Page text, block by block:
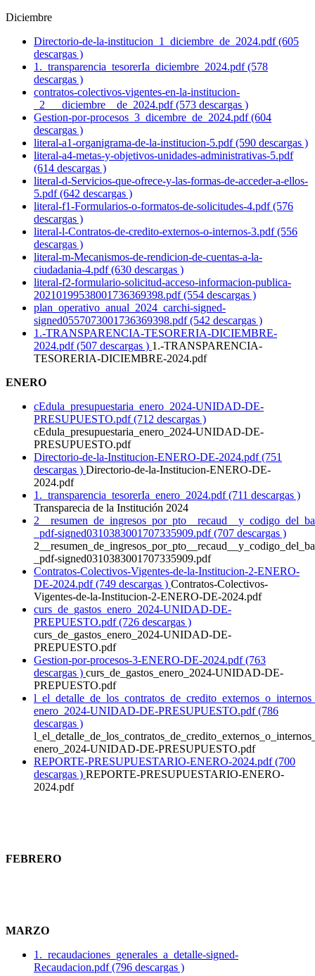
Diciembre
Directorio-de-la-institucion_1_diciembre_de_2024.pdf (605
descargas )
1._transparencia_tesorerIa_diciembre_2024.pdf (578
descargas )
contratos-colectivos-vigentes-en-la-institucion-
_2___diciembre__de_2024.pdf (573 descargas )
Gestion-por-procesos_3_dicembre_de_2024.pdf (604
descargas )
literal-a1-organigrama-de-la-institucion-5.pdf (590 descargas )
literal-a4-metas-y-objetivos-unidades-administrativas-5.pdf
(614 descargas )
literal-d-Servicios-que-ofrece-y-las-formas-de-acceder-a-ellos-
5.pdf (642 descargas )
literal-f1-Formularios-o-formatos-de-solicitudes-4.pdf (576
descargas )
literal-l-Contratos-de-credito-externos-o-internos-3.pdf (556
descargas )
literal-m-Mecanismos-de-rendicion-de-cuentas-a-la-
ciudadania-4.pdf (630 descargas )
literal-f2-formulario-solicitud-acceso-informacion-publica-
20210199538001736369398.pdf (554 descargas )
plan_operativo_anual_2024_carchi-signed-
signed0557073001736369398.pdf (542 descargas )
1.-TRANSPARENCIA-TESORERIA-DICIEMBRE-
2024.pdf (507 descargas ) 1.-TRANSPARENCIA-
TESORERIA-DICIEMBRE-2024.pdf
ENERO
cEdula_presupuestaria_enero_2024-UNIDAD-DE-
PRESUPUESTO.pdf (712 descargas )
cEdula_presupuestaria_enero_2024-UNIDAD-DE-
PRESUPUESTO.pdf
Directorio-de-la-Institucion-ENERO-DE-2024.pdf (751
descargas ) Directorio-de-la-Institucion-ENERO-DE-
2024.pdf
1._transparencia_tesorerIa_enero_2024.pdf (711 descargas )
Transparecia de la Institución 2024
_pdf-signed0310383001707335909.pdf (707 descargas )
_pdf-signed0310383001707335909.pdf
Contratos-Colectivos-Vigentes-de-la-Institucion-2-ENERO-
DE-2024.pdf (749 descargas ) Contratos-Colectivos-
Vigentes-de-la-Institucion-2-ENERO-DE-2024.pdf
curs_de_gastos_enero_2024-UNIDAD-DE-
PREPUESTO.pdf (726 descargas )
curs_de_gastos_enero_2024-UNIDAD-DE-
PREPUESTO.pdf
Gestion-por-procesos-3-ENERO-DE-2024.pdf (763
descargas ) curs_de_gastos_enero_2024-UNIDAD-DE-
PREPUESTO.pdf
enero_2024-UNIDAD-DE-PRESUPUESTO.pdf (786
descargas )
enero_2024-UNIDAD-DE-PRESUPUESTO.pdf
REPORTE-PRESUPUESTARIO-ENERO-2024.pdf (700
descargas ) REPORTE-PRESUPUESTARIO-ENERO-
2024.pdf
FEBRERO
MARZO
1._recaudaciones_generales_a_detalle-signed-
Recaudacion.pdf (796 descargas )